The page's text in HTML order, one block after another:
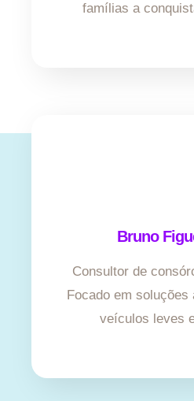
famílias a
Bruno
Consultor de
Focado em
veículos leves